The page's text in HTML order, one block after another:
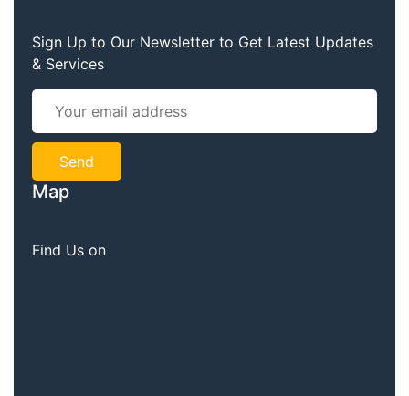
Sign Up to Our Newsletter to Get Latest Updates
& Services
Map
Find Us on